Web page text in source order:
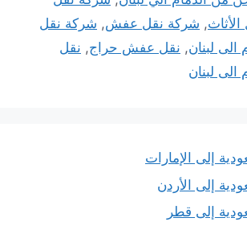
, شركة نقل عفش, شركة نقل
لبنان, نقل عفش حراج, نقل
لبنان
إلى الإمارات
إلى الأردن
إلى قطر